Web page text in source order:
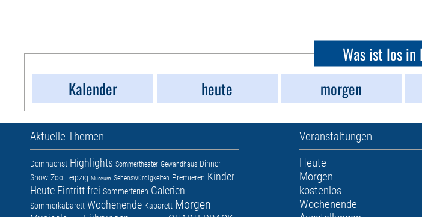
Was ist los in
Kalender
heute morgen
Aktuelle Themen
Demnächst Highlights Sommertheater Gewandhaus Dinner-
Show Zoo Leipzig Museum Sehenswürdigkeiten Premieren Kinder
Heute Eintritt frei Sommerferien Galerien
Sommerkabarett Wochenende Kabarett Morgen
Veranstaltungen
Heute
Morgen
kostenlos
Wochenende